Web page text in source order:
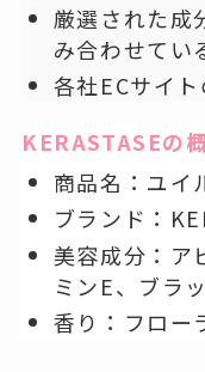
厳選された成
み合わせてい
各社ECサイ
KERASTASEの
商品名：ユイ
ブランド：
美容成分：ア
ミンE、ブラ
香り：フロー